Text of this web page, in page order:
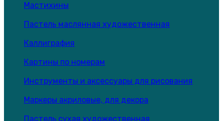
Мастихины
Пастель маслянная художественная
Каллиграфия
Картины по номерам
Инструменты и аксессуары для рисования
Маркеры акриловые, для декора
Пастель сухая художественная